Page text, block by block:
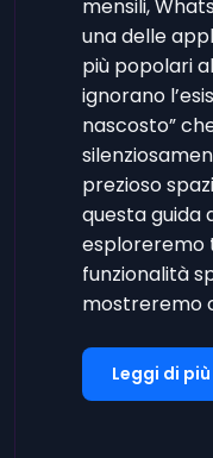
mensili,
una delle
più popolari
ignorano
nascosto”
prezioso
questa guida
esploreremo
funzionalità
mostreremo
Leggi di più